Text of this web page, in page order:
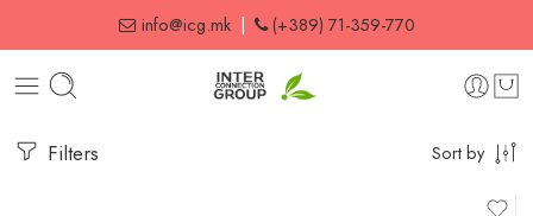
info@icg.mk| (+389) 71-359-770
Filters Sort by